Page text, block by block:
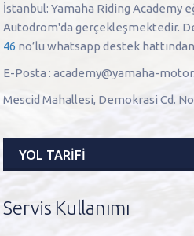
İstanbul: Yamaha Riding Academy
Autodrom'da gerçekleşmektedir.
46 no’lu whatsapp destek
E-Posta :academy@yamaha-
Mescid Mahallesi, Demokrasi Cd.
YOL TARİFİ
Servis Kullanımı